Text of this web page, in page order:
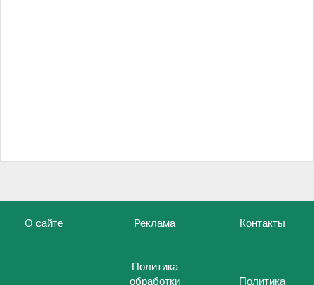
О сайте Реклама Контакты
Политика
обработки
Политика